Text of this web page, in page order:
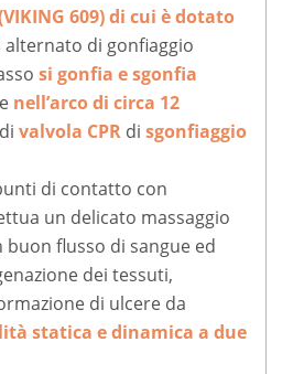
609) di cui è dotato
di gonfiaggio
si gonfia e sgonfia
nell’arco di circa 12
valvola CPR di sgonfiaggio
di contatto con
un delicato massaggio
buon flusso di sangue ed
dei tessuti,
di ulcere da
statica e dinamica a due